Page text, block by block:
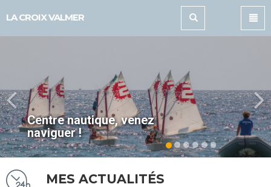
LA CROIX VALMER
Centre nautique, venez
naviguer !
MES ACTUALITÉS